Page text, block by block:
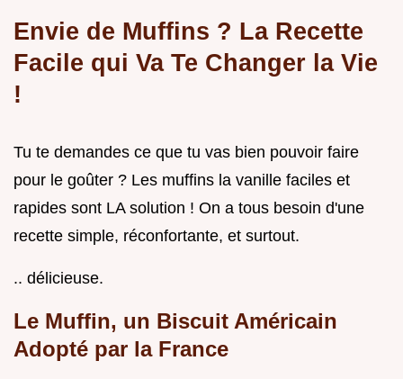
Envie de Muffins ? La Recette
Facile qui Va Te Changer la Vie
!
Tu te demandes ce que tu vas bien pouvoir faire
pour le goûter ? Les muffins la vanille faciles et
rapides sont LA solution ! On a tous besoin d'une
recette simple, réconfortante, et surtout.
.. délicieuse.
Le Muffin, un Biscuit Américain
Adopté par la France